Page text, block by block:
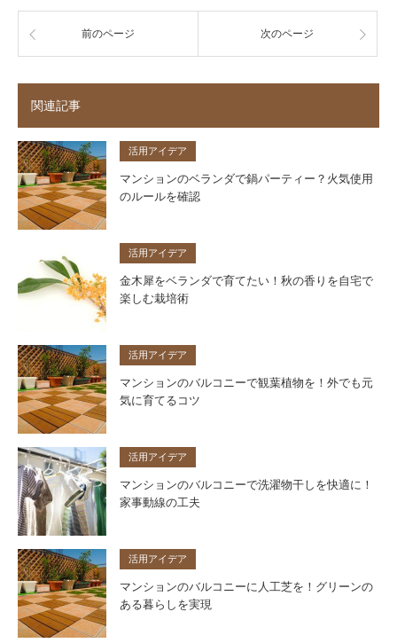
前のページ 次のページ
関連記事
活用アイデア
マンションのベランダで鍋パーティー？火気使用
のルールを確認
活用アイデア
金木犀をベランダで育てたい！秋の香りを自宅で
楽しむ栽培術
活用アイデア
マンションのバルコニーで観葉植物を！外でも元
気に育てるコツ
活用アイデア
マンションのバルコニーで洗濯物干しを快適に！
家事動線の工夫
活用アイデア
マンションのバルコニーに人工芝を！グリーンの
ある暮らしを実現